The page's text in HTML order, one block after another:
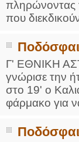
πληρώνοντας
που
Γ' ΕΘΝΙΚΗ
γνώρισε την
στο 19' ο
φάρμακο για